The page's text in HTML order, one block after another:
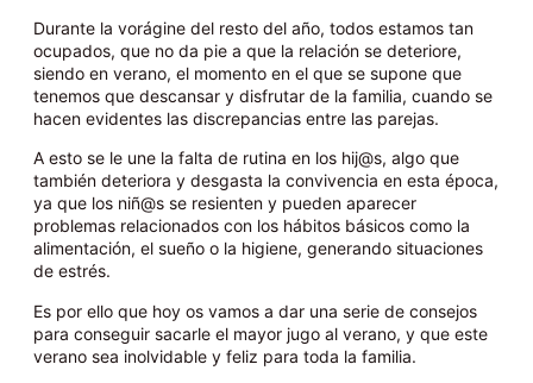
Durante la vorágine del resto del año, todos estamos tan
ocupados, que no da pie a que la relación se deteriore,
siendo en verano, el momento en el que se supone que
tenemos que descansar y disfrutar de la familia, cuando se
hacen evidentes las discrepancias entre las parejas.
A esto se le une la falta de rutina en los hij@s, algo que
también deteriora y desgasta la convivencia en esta época,
ya que los niñ@s se resienten y pueden aparecer
problemas relacionados con los hábitos básicos como la
alimentación, el sueño o la higiene, generando situaciones
de estrés.
Es por ello que hoy os vamos a dar una serie de consejos
para conseguir sacarle el mayor jugo al verano, y que este
verano sea inolvidable y feliz para toda la familia.